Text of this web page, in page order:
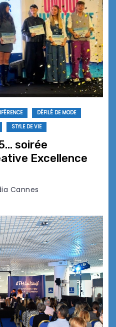
DÉFILÉ DE MODE
STYLE DE VIE
soirée
Excellence
Cannes